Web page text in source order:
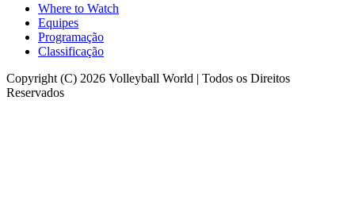
Where to Watch
Equipes
Programação
Classificação
Copyright (C) 2026 Volleyball World | Todos os Direitos
Reservados